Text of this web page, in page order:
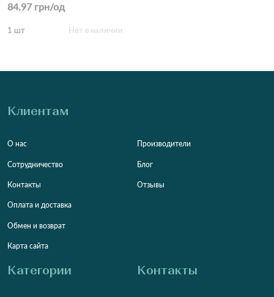
84.97 грн/од
1 шт Нет в наличии
Клиентам
О нас
Сотрудничество
Контакты
Оплата и доставка
Обмен и возврат
Карта сайта
Производители
Блог
Отзывы
Категории Контакты